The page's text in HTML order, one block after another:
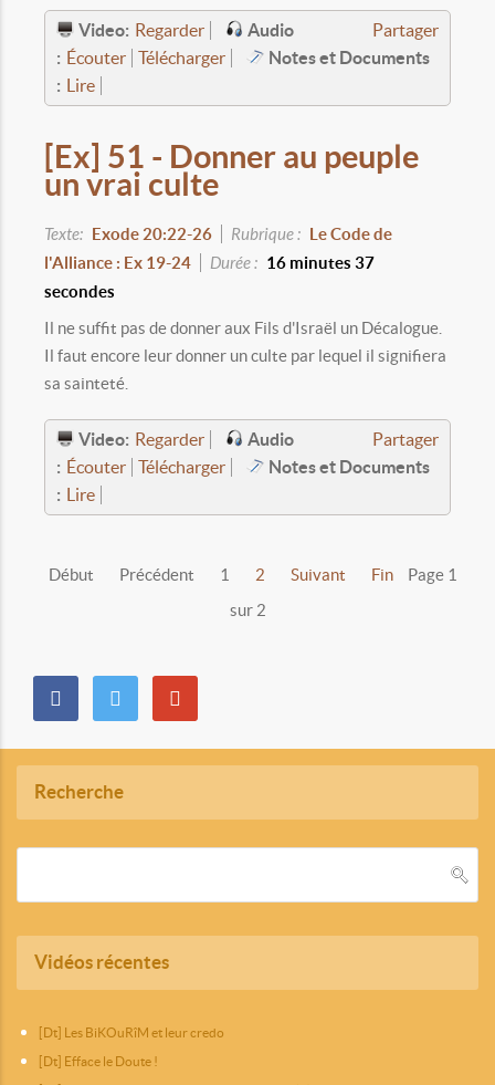
Partager
Video: Regarder
Audio
: Écouter Télécharger
Notes et Documents
:
Lire
[Ex] 51 - Donner au peuple
un vrai culte
Texte: Exode 20:22-26 Rubrique : Le Code de
l'Alliance : Ex 19-24
Durée : 16 minutes 37
secondes
Il ne suffit pas de donner aux Fils d'Israël un Décalogue.
Il faut encore leur donner un culte par lequel il signifiera
sa sainteté.
Partager
Video: Regarder
Audio
: Écouter Télécharger
Notes et Documents
:
Lire
Début Précédent 1 2 Suivant Fin
Page 1
sur 2
Recherche
Vidéos récentes
[Dt] Les BiKOuRîM et leur credo
[Dt] Efface le Doute !